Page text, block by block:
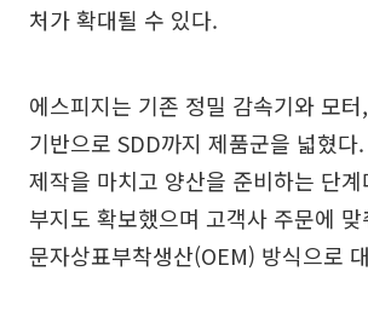
처가 확대될 수 있다.
에스피지는 기존 정밀 감속기와 모
기반으로 SDD까지 제품군을 넓혔다
제작을 마치고 양산을 준비하는 단
부지도 확보했으며 고객사 주문에
문자상표부착생산(OEM) 방식으로